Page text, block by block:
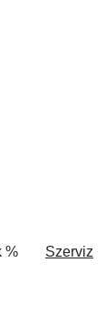
% Szerviz